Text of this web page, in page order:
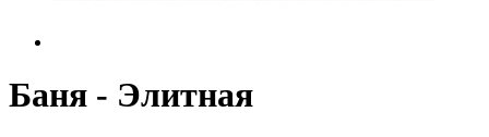
Баня - Элитная